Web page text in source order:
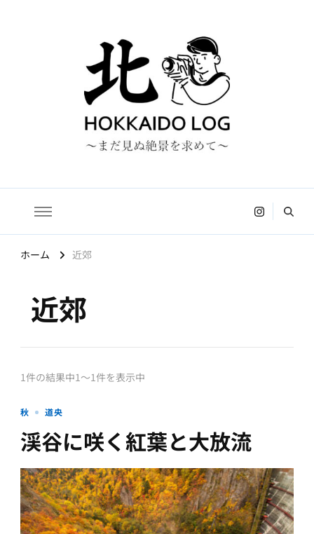
ホーム 近郊
近郊
1件の結果中1〜1件を表示中
秋 道央
渓谷に咲く紅葉と大放流